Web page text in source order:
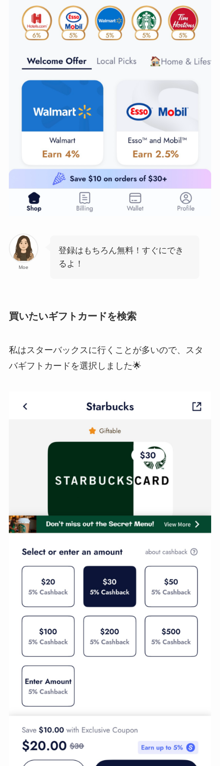
Moe
登録はもちろん無料！すぐにでき
るよ！
買いたいギフトカードを検索
私はスターバックスに行くことが多いので、スタ
バギフトカードを選択しました🌟